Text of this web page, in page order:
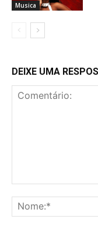
Musica
DEIXE UMA